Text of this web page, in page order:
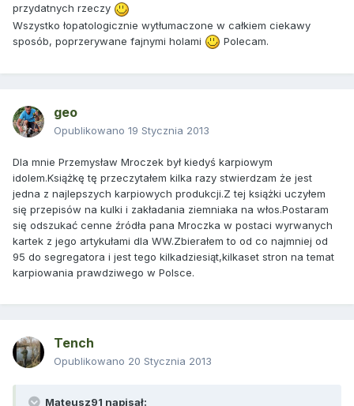
przydatnych rzeczy
Wszystko łopatologicznie wytłumaczone w całkiem ciekawy
sposób, poprzerywane fajnymi holami
Polecam.
geo
Opublikowano 19 Stycznia 2013
Dla mnie Przemysław Mroczek był kiedyś karpiowym
idolem.Książkę tę przeczytałem kilka razy stwierdzam że jest
jedna z najlepszych karpiowych produkcji.Z tej książki uczyłem
się przepisów na kulki i zakładania ziemniaka na włos.Postaram
się odszukać cenne źródła pana Mroczka w postaci wyrwanych
kartek z jego artykułami dla WW.Zbierałem to od co najmniej od
95 do segregatora i jest tego kilkadziesiąt,kilkaset stron na temat
karpiowania prawdziwego w Polsce.
Tench
Opublikowano 20 Stycznia 2013
Mateusz91 napisał: